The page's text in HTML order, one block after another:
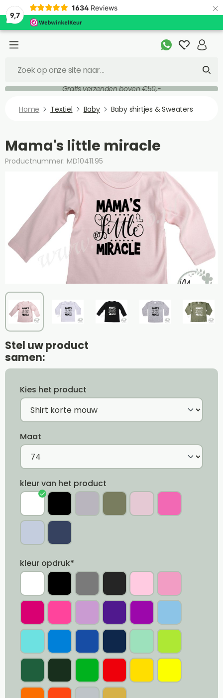
9,7
1634 Reviews ×
Gratis verzenden boven €50,-
Home Textiel Baby Baby shirtjes & Sweaters
Mama's little miracle
Productnummer: MD10411.95
Stel uw product
samen:
Kies het product
Maat
kleur van het product
kleur opdruk*